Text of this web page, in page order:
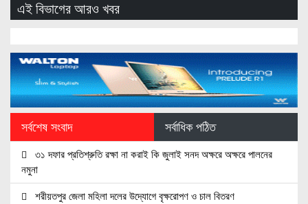
এই বিভাগের আরও খবর
সর্বশেষ সংবাদ সর্বাধিক পঠিত
৩১ দফার প্রতিশ্রুতি রক্ষা না করাই কি জুলাই সনদ অক্ষরে অক্ষরে পালনের
নমুনা
শরীয়তপুর জেলা মহিলা দলের উদ্যোগে বৃক্ষরোপণ ও চাল বিতরণ